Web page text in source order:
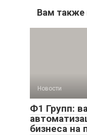
Вам также
Новости
Ф1 Групп:
бизнеса